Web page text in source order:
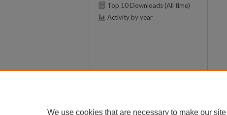
Top 10 Downloads (All time)
Activity by year
We use cookies that are necessary to make our